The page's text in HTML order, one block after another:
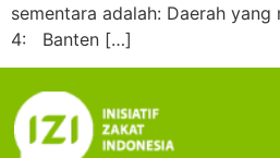
sementara adalah: Daerah yang
4: Banten […]